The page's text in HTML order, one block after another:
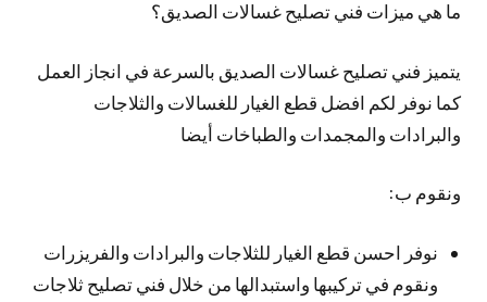
ما هي ميزات فني تصليح غسالات الصديق؟
يتميز فني تصليح غسالات الصديق بالسرعة في انجاز العمل
كما نوفر لكم افضل قطع الغيار للغسالات والثلاجات
والبرادات والمجمدات والطباخات أيضا
ونقوم ب:
نوفر احسن قطع الغيار للثلاجات والبرادات والفريزرات
ونقوم في تركيبها واستبدالها من خلال فني تصليح ثلاجات